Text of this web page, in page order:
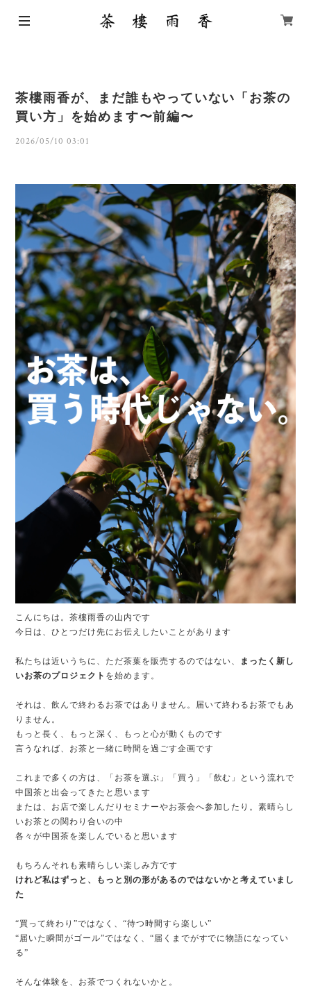
茶樓雨香が、まだ誰もやっていない「お茶の
買い方」を始めます〜前編〜
2026/05/10 03:01
こんにちは。茶樓雨香の山内です
今日は、ひとつだけ先にお伝えしたいことがあります
私たちは近いうちに、ただ茶葉を販売するのではない、
まったく新し
いお茶のプロジェクト を始めます。
それは、飲んで終わるお茶ではありません。届いて終わるお茶でもあ
りません。
もっと長く、もっと深く、もっと心が動くものです
言うなれば、お茶と一緒に時間を過ごす企画です
これまで多くの方は、「お茶を選ぶ」「買う」「飲む」という流れで
中国茶と出会ってきたと思います
または、お店で楽しんだりセミナーやお茶会へ参加したり。素晴らし
いお茶との関わり合いの中
各々が中国茶を楽しんでいると思います
もちろんそれも素晴らしい楽しみ方です
けれど私はずっと、もっと別の形があるのではないかと考えていまし
た
“買って終わり”ではなく、“待つ時間すら楽しい”
“届いた瞬間がゴール”ではなく、“届くまでがすでに物語になってい
る”
そんな体験を、お茶でつくれないかと。